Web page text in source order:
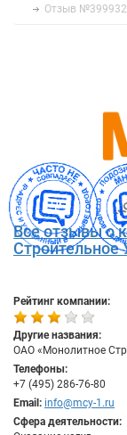
Отзыв №399932
Все отзывы о
Строительное
Рейтинг компании:
Другие названия:
ОАО «Монолитное
Телефоны:
+7 (495) 286-76-80
Email: info@mcy-1.ru
Сфера деятельности: